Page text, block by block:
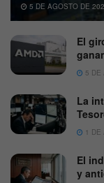
5 DE AGOSTO DE
El
5 DE
La
1 DE
El
y